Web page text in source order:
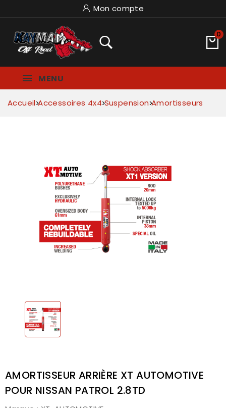
Mon compte
0
MENU
Accueil Accessoires 4x4 Suspension Amortisseurs
AMORTISSEUR ARRIÈRE XT AUTOMOTIVE
POUR NISSAN PATROL 2.8TD